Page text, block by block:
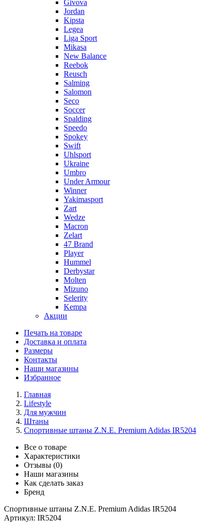
Givova
Jordan
Kipsta
Legea
Liga Sport
Mikasa
New Balance
Reebok
Reusch
Salming
Salomon
Seco
Soccer
Spalding
Speedo
Spokey
Swift
Uhlsport
Ukraine
Umbro
Under Armour
Winner
Yakimasport
Zart
Wedze
Macron
Zelart
47 Brand
Player
Hummel
Derbystar
Molten
Mizuno
Selerity
Kempa
Акции
Печать на товаре
Доставка и оплата
Размеры
Контакты
Наши магазины
Избранное
Главная
Lifestyle
Для мужчин
Штаны
Спортивные штаны Z.N.E. Premium Adidas IR5204
Все о товаре
Характеристики
Отзывы (0)
Наши магазины
Как сделать заказ
Бренд
Спортивные штаны Z.N.E. Premium Adidas IR5204
Артикул: IR5204